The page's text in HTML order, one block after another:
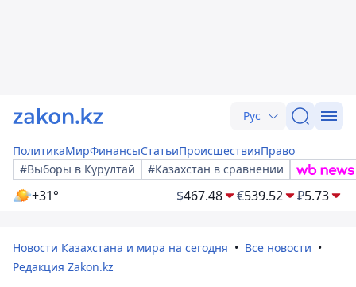
Рус
ПолитикаМирФинансыСтатьиПроисшествияПраво
#Выборы в Курултай
#Казахстан в сравнении
+31° $467.48 €539.52 ₽5.73
Новости Казахстана и мира на сегодня
Все новости
Редакция Zakon.kz